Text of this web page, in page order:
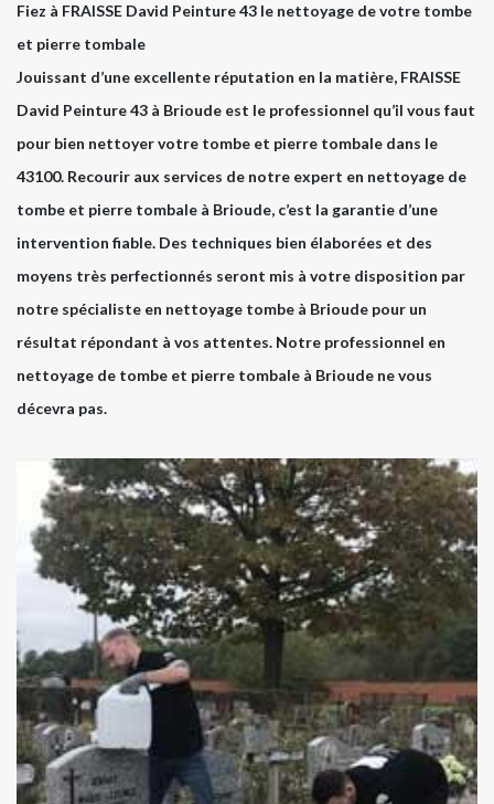
Fiez à FRAISSE David Peinture 43 le nettoyage de votre tombe
et pierre tombale
Jouissant d’une excellente réputation en la matière, FRAISSE
David Peinture 43 à Brioude est le professionnel qu’il vous faut
pour bien nettoyer votre tombe et pierre tombale dans le
43100. Recourir aux services de notre expert en nettoyage de
tombe et pierre tombale à Brioude, c’est la garantie d’une
intervention fiable. Des techniques bien élaborées et des
moyens très perfectionnés seront mis à votre disposition par
notre spécialiste en nettoyage tombe à Brioude pour un
résultat répondant à vos attentes. Notre professionnel en
nettoyage de tombe et pierre tombale à Brioude ne vous
décevra pas.